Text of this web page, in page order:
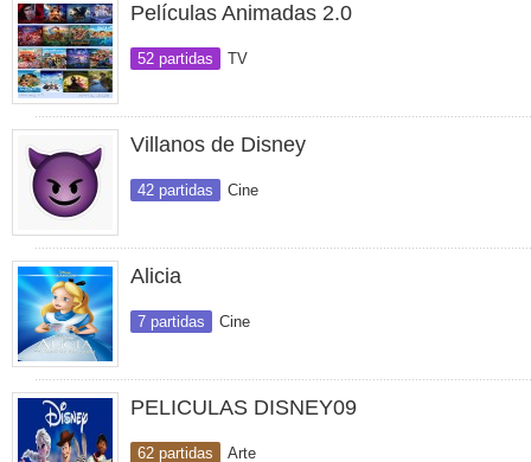
Películas Animadas 2.0
52 partidas TV
Villanos de Disney
42 partidas Cine
Alicia
7 partidas Cine
PELICULAS DISNEY09
62 partidas Arte